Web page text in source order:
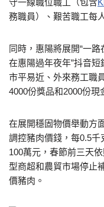
守一線職位職工（包含
務職員）、艱苦職工每
同時，惠陽將展開“一路
在惠陽過年夜年”抖音
市平易近、外來務工職
4000份獎品和2000份現
在展開穩固物價舉動方
調控豬肉價錢，每0.5
100萬元，春節前三天
型商超和農貿市場停止
價豬肉。